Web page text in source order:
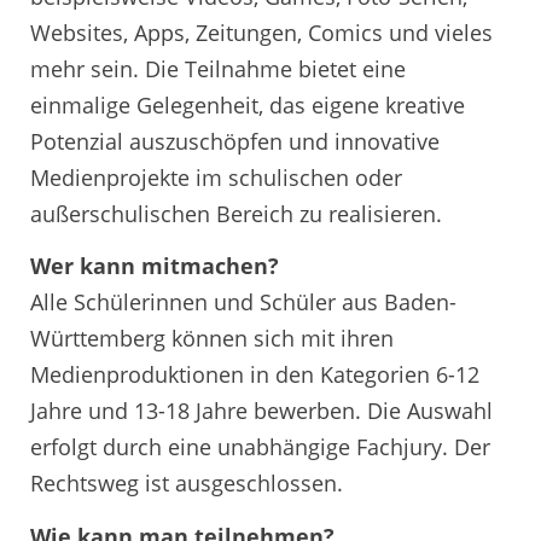
Websites, Apps, Zeitungen, Comics und vieles
mehr sein. Die Teilnahme bietet eine
einmalige Gelegenheit, das eigene kreative
Potenzial auszuschöpfen und innovative
Medienprojekte im schulischen oder
außerschulischen Bereich zu realisieren.
Wer kann mitmachen?
Alle Schülerinnen und Schüler aus Baden-
Württemberg können sich mit ihren
Medienproduktionen in den Kategorien 6-12
Jahre und 13-18 Jahre bewerben. Die Auswahl
erfolgt durch eine unabhängige Fachjury. Der
Rechtsweg ist ausgeschlossen.